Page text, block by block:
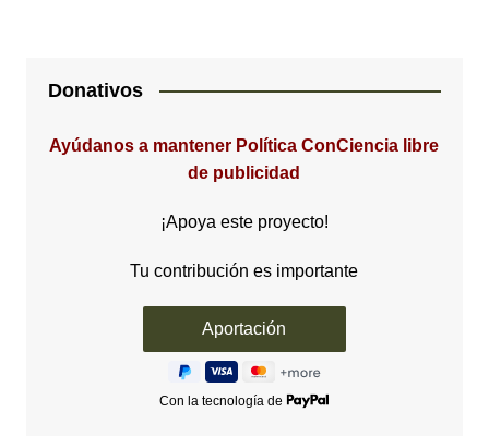
Donativos
Ayúdanos a mantener Política ConCiencia libre
de publicidad
¡Apoya este proyecto!
Tu contribución es importante
Con la tecnología de